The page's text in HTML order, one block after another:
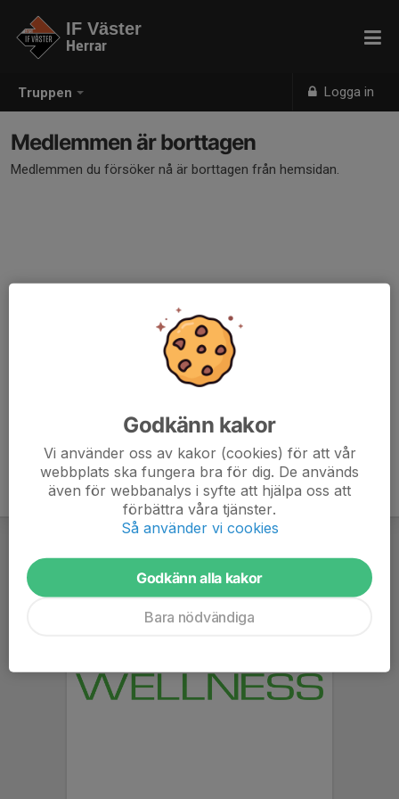
Truppen Logga in
IF Väster
Herrar
Medlemmen är borttagen
Medlemmen du försöker nå är borttagen från hemsidan.
Godkänn kakor
Vi använder oss av kakor (cookies) för att vår
webbplats ska fungera bra för dig. De används
även för webbanalys i syfte att hjälpa oss att
förbättra våra tjänster.
Så använder vi cookies
Godkänn alla kakor
Bara nödvändiga